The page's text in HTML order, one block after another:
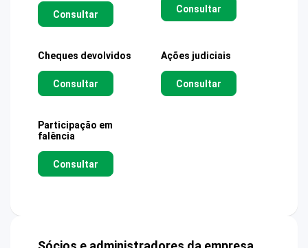
Consultar Consultar
Cheques devolvidos
Consultar
Ações judiciais
Consultar
Participação em
falência
Consultar